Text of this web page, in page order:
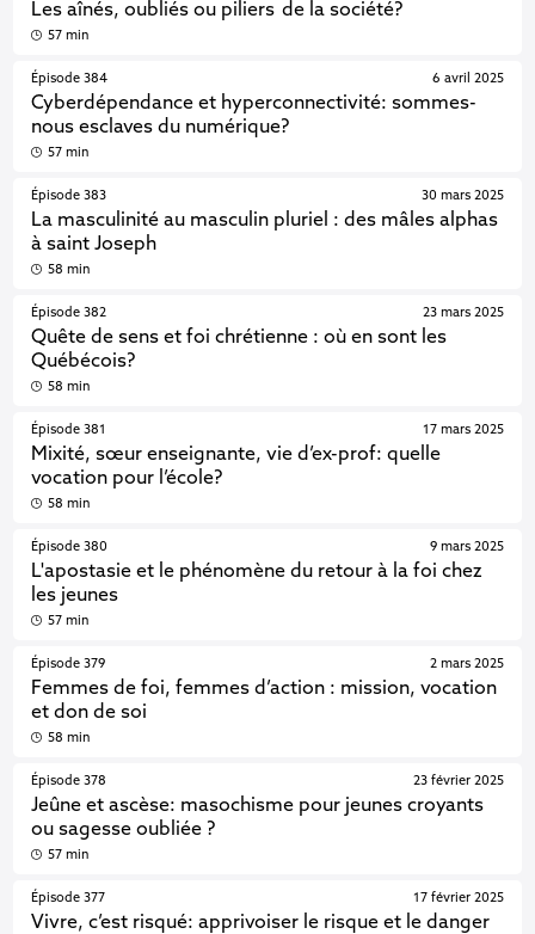
Les aînés, oubliés ou piliers de la société?
57 min
Épisode 384
Cyberdépendance et hyperconnectivité: sommes-
nous esclaves du numérique?
6 avril 2025
57 min
Épisode 383
La masculinité au masculin pluriel : des mâles alphas
à saint Joseph
30 mars 2025
58 min
Épisode 382
Quête de sens et foi chrétienne : où en sont les
Québécois?
23 mars 2025
58 min
Épisode 381
Mixité, sœur enseignante, vie d’ex-prof: quelle
vocation pour l’école?
17 mars 2025
58 min
Épisode 380
L'apostasie et le phénomène du retour à la foi chez
les jeunes
9 mars 2025
57 min
Épisode 379
Femmes de foi, femmes d’action : mission, vocation
et don de soi
2 mars 2025
58 min
Épisode 378
Jeûne et ascèse: masochisme pour jeunes croyants
ou sagesse oubliée ?
23 février 2025
57 min
Épisode 377
Vivre, c’est risqué: apprivoiser le risque et le danger
17 février 2025